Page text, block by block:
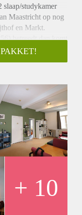
slaap/studykamer
Maastricht op nog
en Markt.
betreedt dan komt
fietsen te stallen.
op de 1e
is geplaatst met
vrieskast, afzuiging
Vanuit de
zeer mooie,
aansluitingen voor
wastafel met
de badkamer
Aan de
een grote
beglazing en
HR Ketel
+ 10